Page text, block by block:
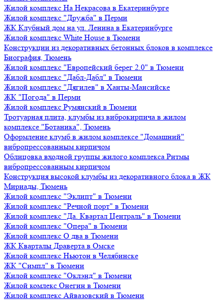
Жилой комплекс На Некрасова в Екатеринбурге
Жилой комплекс "Дружба" в Перми
ЖК Клубный дом на ул. Ленина в Екатеринбурге
Жилой комплекс White House в Тюмени
Конструкции из декоративных бетонных блоков в комплексе
Биография, Тюмень
Жилой комплекс "Европейский берег 2.0" в Тюмени
Жилой комплекс "Дабл-Дабл" в Тюмени
Жилой комплекс "Дягилев" в Ханты-Мансийске
ЖК "Погода" в Перми
Жилой комплекс Румянский в Тюмени
Тротуарная плита, клумбы из виброкирпича в жилом
комплексе "Ботаника", Тюмень
Оформление клумб в жилом комплексе "Домашний"
вибропрессованным кирпичом
Облицовка входной группы жилого комплекса Ритмы
вибропрессованным кирпичом
Конструкция высокой клумбы из декоративного блока в ЖК
Мириады, Тюмень
Жилой комплекс "Эклипт" в Тюмени
Жилой комплекс "Речной порт" в Тюмени
Жилой комплекс "Да. Квартал Централь" в Тюмени
Жилой комплекс "Опера" в Тюмени
Жилой комплекс О два в Тюмени
ЖК Кварталы Драверта в Омске
Жилой комплекс Ньютон в Челябинске
ЖК "Симпл" в Тюмени
Жилой комплекс "Оклэнд" в Тюмени
Жилой комлекс Онегин в Тюмени
Жилой комплекс Айвазовский в Тюмени